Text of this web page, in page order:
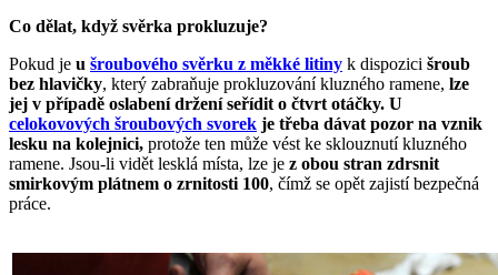
Co dělat, když svěrka prokluzuje?
Pokud je u šroubového svěrku z měkké litiny k dispozici šroub
bez hlavičky, který zabraňuje prokluzování kluzného ramene, lze
jej v případě oslabení držení seřídit o čtvrt otáčky. U
celokovových šroubových svorek je třeba dávat pozor na vznik
lesku na kolejnici, protože ten může vést ke sklouznutí kluzného
ramene. Jsou-li vidět lesklá místa, lze je z obou stran zdrsnit
smirkovým plátnem o zrnitosti 100, čímž se opět zajistí bezpečná
práce.